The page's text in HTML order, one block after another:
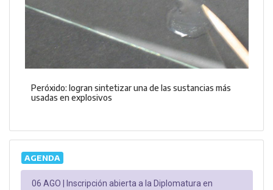
Peróxido: logran sintetizar una de las sustancias más
usadas en explosivos
AGENDA
06 AGO | Inscripción abierta a la Diplomatura en